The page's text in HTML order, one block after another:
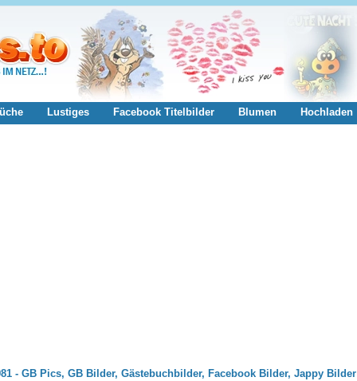
Lustiges Facebook Titelbilder Blumen Hochladen
- GB Pics, GB Bilder, Gästebuchbilder, Facebook Bilder, Jappy Bilder